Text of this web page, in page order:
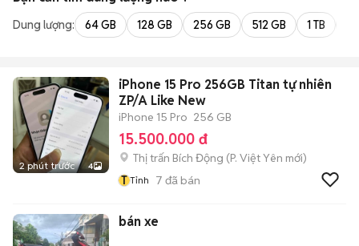
Dung lượng: 64 GB 128 GB 256 GB 512 GB 1 TB
2 phút trước 4
iPhone 15 Pro 256GB Titan tự nhiên
ZP/A Like New
iPhone 15 Pro 256 GB
15.500.000 đ
Thị trấn Bích Động (P. Việt Yên mới)
T Tỉnh 7 đã bán
bán xe